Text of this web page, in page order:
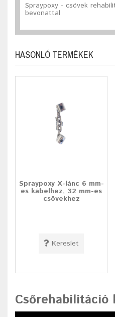
Spraypoxy - csövek
bevonattal
HASONLÓ TERMÉKEK
Spraypoxy X-lánc 6 mm-
es kábelhez, 32 mm-es
csövekhez
Kereslet
Csőrehabilitáció